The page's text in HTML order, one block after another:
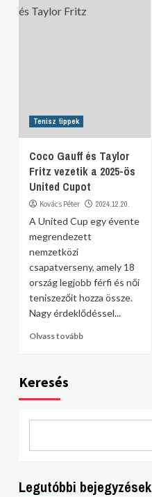
Tenisz tippek
Coco Gauff és Taylor
Fritz vezetik a 2025-ös
United Cupot
Kovács Péter 2024.12.20.
A United Cup egy évente
megrendezett
nemzetközi
csapatverseny, amely 18
ország legjobb férfi és női
teniszezőit hozza össze.
Nagy érdeklődéssel...
Olvass tovább
Keresés
Legutóbbi bejegyzések